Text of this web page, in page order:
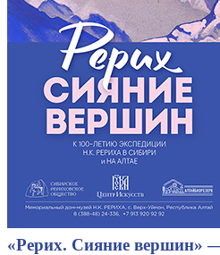
«Рерих. Сияние вершин»